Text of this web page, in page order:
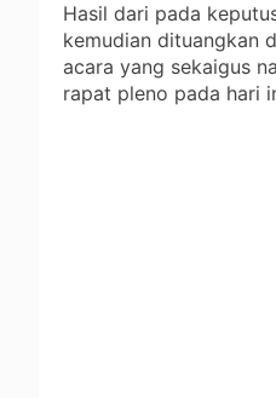
Hasil dari pada
kemudian dituangkan
acara yang sekaigus
rapat pleno pada hari